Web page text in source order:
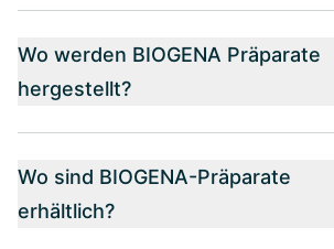
Wo werden BIOGENA Präparate
hergestellt?
Wo sind BIOGENA-Präparate
erhältlich?